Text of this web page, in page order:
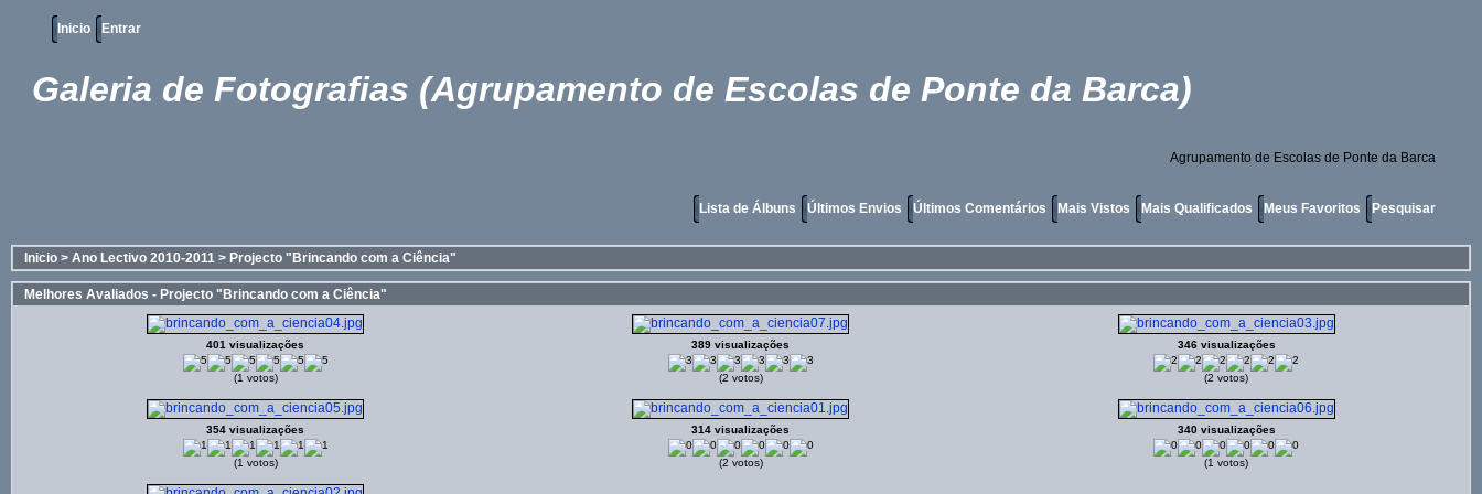
Inicio Entrar
Galeria de Fotografias (Agrupamento de Escolas de Ponte da Barca)
Agrupamento de Escolas de Ponte da Barca
Lista de Álbuns Últimos Envios Últimos Comentários Mais Vistos Mais Qualificados Meus Favoritos Pesquisar
Inicio > Ano Lectivo 2010-2011 > Projecto "Brincando com a Ciência"
Melhores Avaliados - Projecto "Brincando com a Ciência"
401 visualizações
(1 votos)
389 visualizações
(2 votos)
346 visualizações
(2 votos)
354 visualizações
(1 votos)
314 visualizações
(2 votos)
340 visualizações
(1 votos)